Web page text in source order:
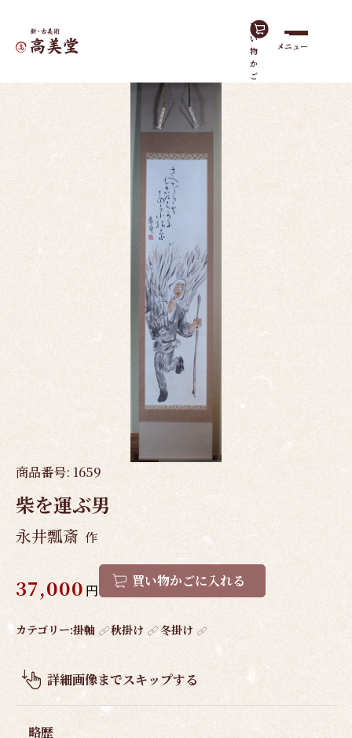
買
い
物
か
ご
メニュー
ホーム作品一覧
商品番号: 1659
柴を運ぶ男
永井瓢斎 作
37,000 円
買い物かごに入れる
作
概
要
カテゴリー:掛軸 秋掛け 冬掛け
詳細画像までスキップする
略歴